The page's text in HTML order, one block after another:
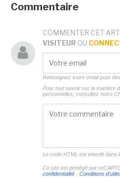
Commentaire
COMMENTER CET
VISITEUR OU
Renseignez votre email pour
Pour tout savoir sur la manière
personnelles, consultez notre
Le code HTML est interdit dans
Ce site est protégé par
confidentialité- Conditions